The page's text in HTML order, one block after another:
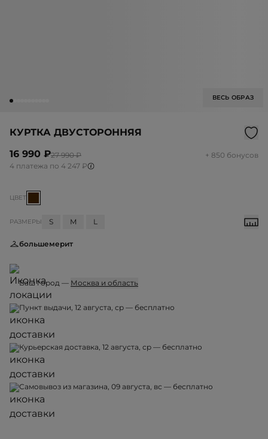
ВЕСЬ ОБРАЗ
КУРТКА ДВУСТОРОННЯЯ
16 990 ₽27 990 ₽
+ 850 бонусов
4 платежа по 4 247 ₽
ЦВЕТ
РАЗМЕРЫ S M L
большемерит
Ваш город — Москва и область
Пункт выдачи, 12 августа, ср — бесплатно
Курьерская доставка, 12 августа, ср — бесплатно
Самовывоз из магазина, 09 августа, вс — бесплатно